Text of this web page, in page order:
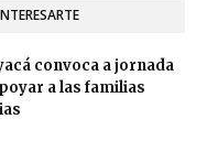
convoca a jornada
a las familias